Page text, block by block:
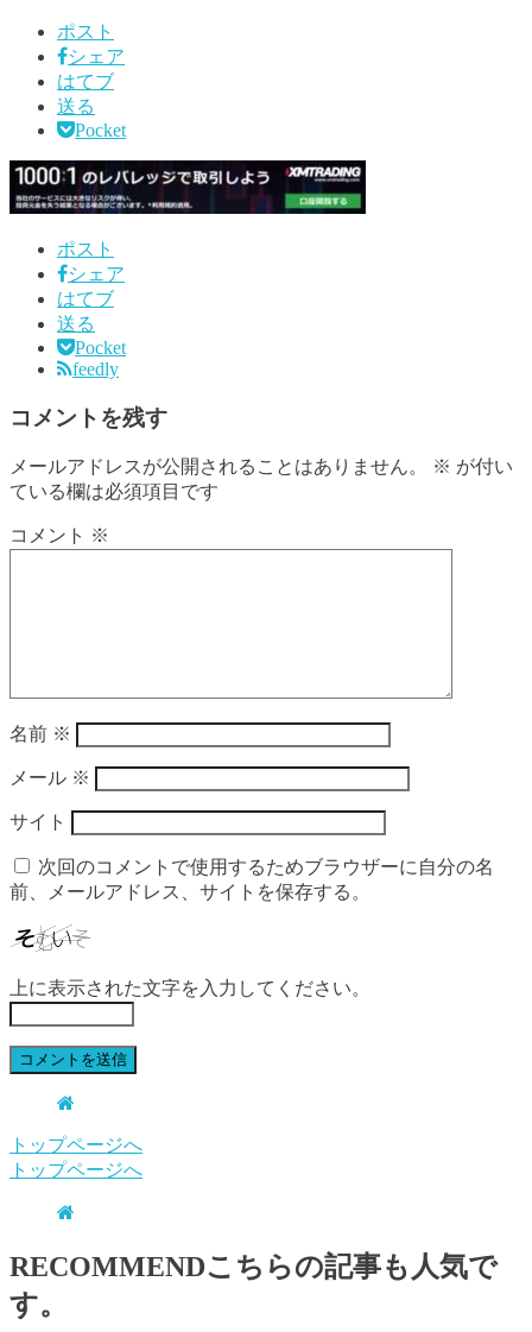
ポスト
シェア
はてブ
送る
Pocket
ポスト
シェア
はてブ
送る
Pocket
feedly
コメントを残す
メールアドレスが公開されることはありません。 ※ が付い
ている欄は必須項目です
コメント ※
名前 ※
メール ※
サイト
次回のコメントで使用するためブラウザーに自分の名
前、メールアドレス、サイトを保存する。
上に表示された文字を入力してください。
トップページへ
トップページへ
RECOMMENDこちらの記事も人気で
す。